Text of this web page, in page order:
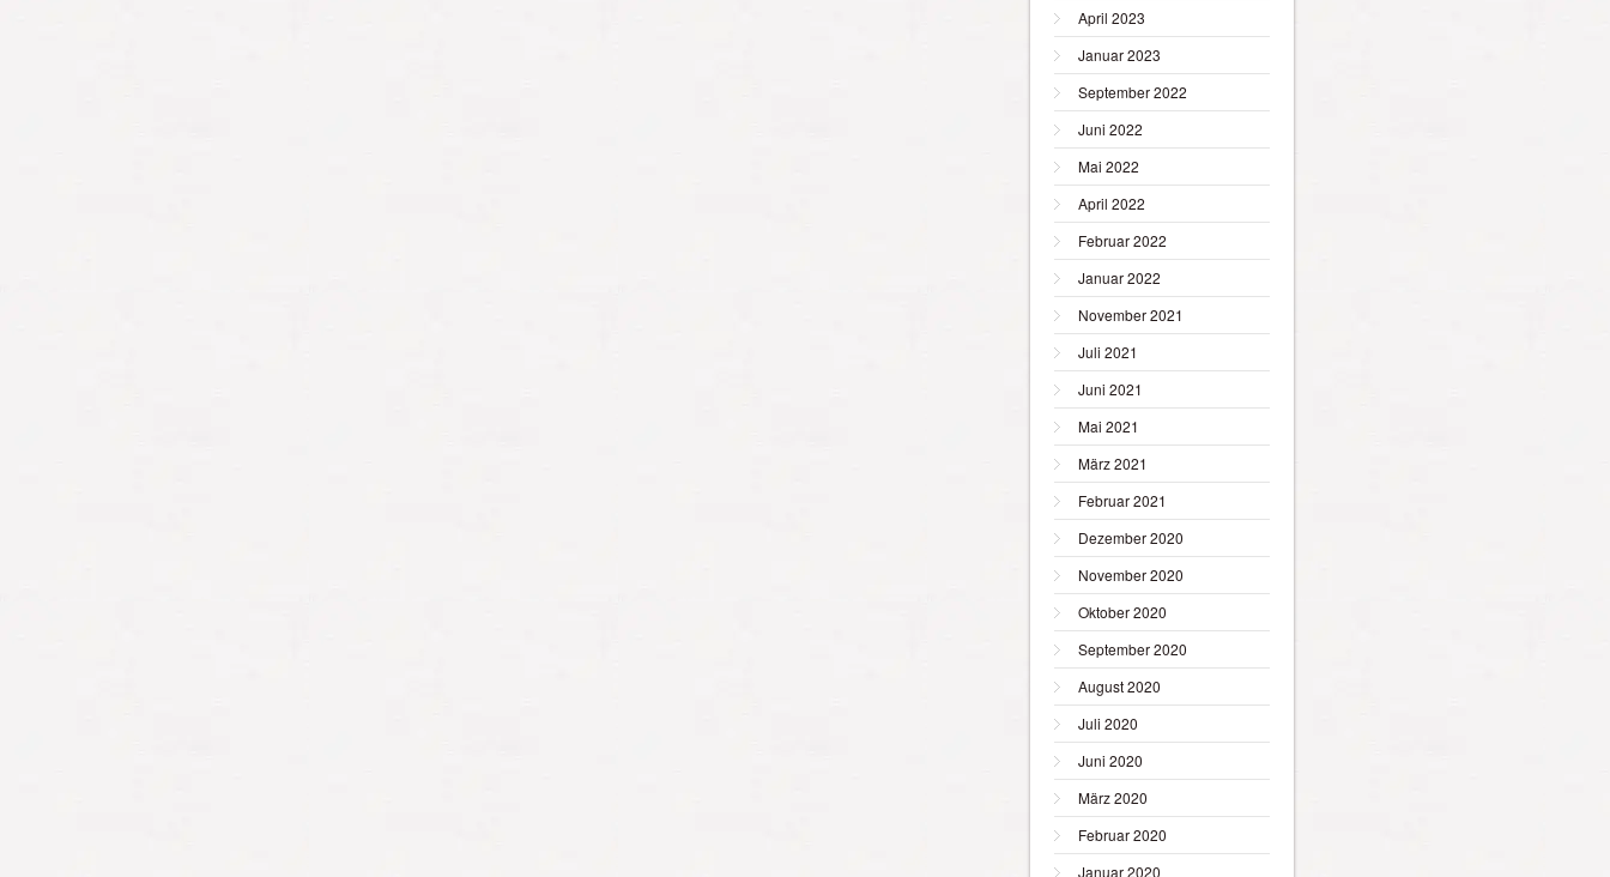
April 2023
Januar 2023
September 2022
Juni 2022
Mai 2022
April 2022
Februar 2022
Januar 2022
November 2021
Juli 2021
Juni 2021
Mai 2021
März 2021
Februar 2021
Dezember 2020
November 2020
Oktober 2020
September 2020
August 2020
Juli 2020
Juni 2020
März 2020
Februar 2020
Januar 2020